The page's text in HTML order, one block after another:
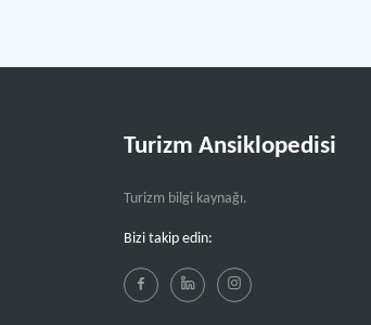
Turizm Ansiklopedisi
Turizm bilgi kaynağı.
Bizi takip edin: